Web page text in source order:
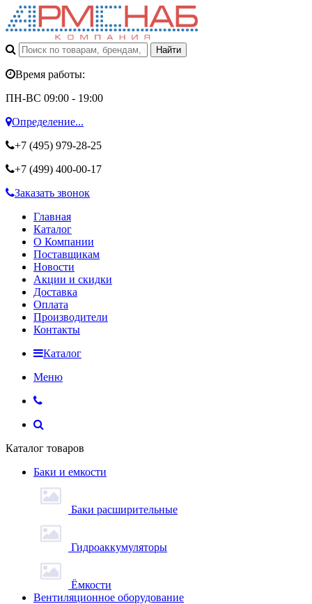
Время работы:
ПН-ВС 09:00 - 19:00
Определение...
+7 (495) 979-28-25
+7 (499) 400-00-17
Заказать звонок
Главная
Каталог
О Компании
Поставщикам
Новости
Акции и скидки
Доставка
Оплата
Производители
Контакты
Каталог
Меню
Каталог товаров
Баки и емкости
Баки расширительные
Гидроаккумуляторы
Ёмкости
Вентиляционное оборудование